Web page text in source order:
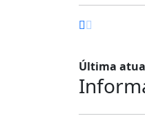
Última